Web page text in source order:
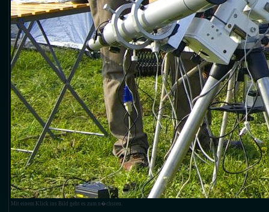
Mit einem Klick ins Bild geht es zum n�chsten.